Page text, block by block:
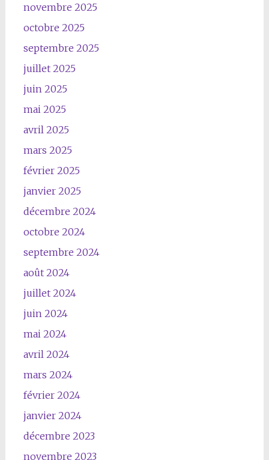
novembre 2025
octobre 2025
septembre 2025
juillet 2025
juin 2025
mai 2025
avril 2025
mars 2025
février 2025
janvier 2025
décembre 2024
octobre 2024
septembre 2024
août 2024
juillet 2024
juin 2024
mai 2024
avril 2024
mars 2024
février 2024
janvier 2024
décembre 2023
novembre 2023